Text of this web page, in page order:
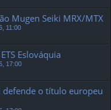
Mugen Seiki MRX/MTX
11:00
Eslováquia
17:00
o título europeu